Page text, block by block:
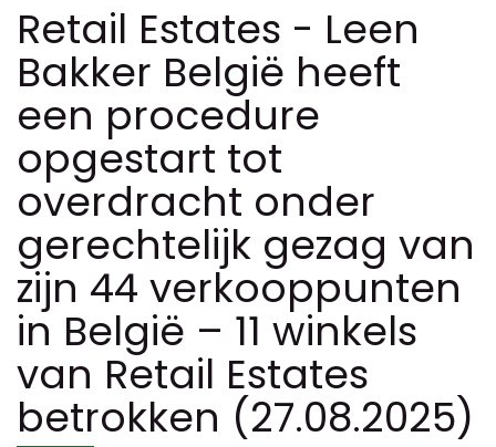
Retail Estates - Leen
Bakker België heeft
een procedure
opgestart tot
overdracht onder
gerechtelijk gezag van
zijn 44 verkooppunten
in België – 11 winkels
van Retail Estates
betrokken (27.08.2025)